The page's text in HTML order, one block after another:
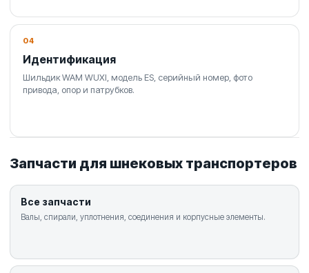
04
Идентификация
Шильдик WAM WUXI, модель ES, серийный номер, фото
привода, опор и патрубков.
Запчасти для шнековых транспортеров
Все запчасти
Валы, спирали, уплотнения, соединения и корпусные элементы.